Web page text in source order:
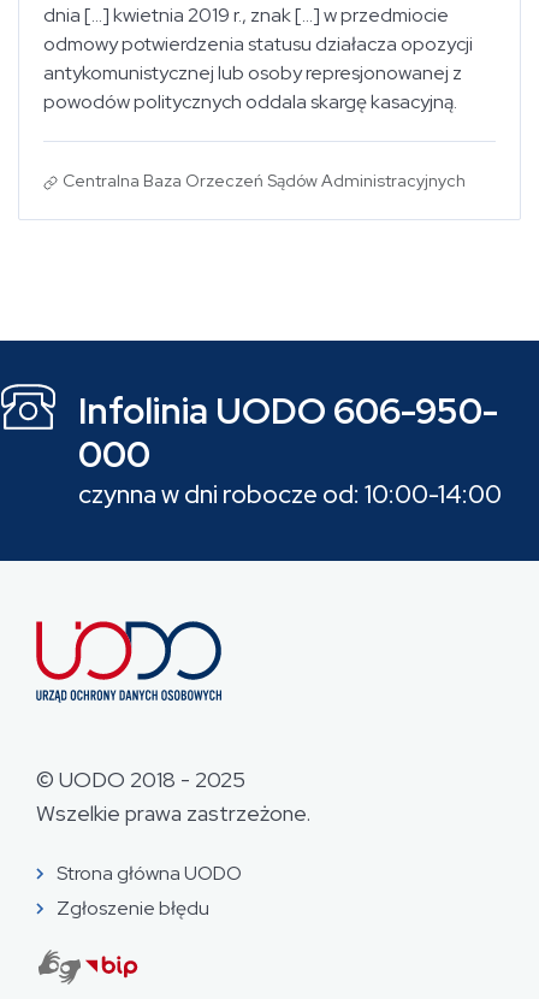
dnia [...] kwietnia 2019 r., znak [...] w przedmiocie
odmowy potwierdzenia statusu działacza opozycji
antykomunistycznej lub osoby represjonowanej z
powodów politycznych oddala skargę kasacyjną.
Centralna Baza Orzeczeń Sądów Administracyjnych
Infolinia UODO 606-950-
000
czynna w dni robocze od: 10:00-14:00
© UODO 2018 - 2025
Wszelkie prawa zastrzeżone.
Strona główna UODO
Zgłoszenie błędu